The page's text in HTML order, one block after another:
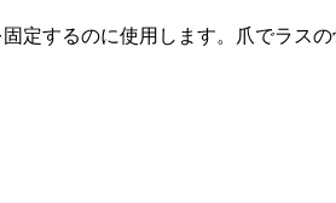
するのに使用します。爪でラスの